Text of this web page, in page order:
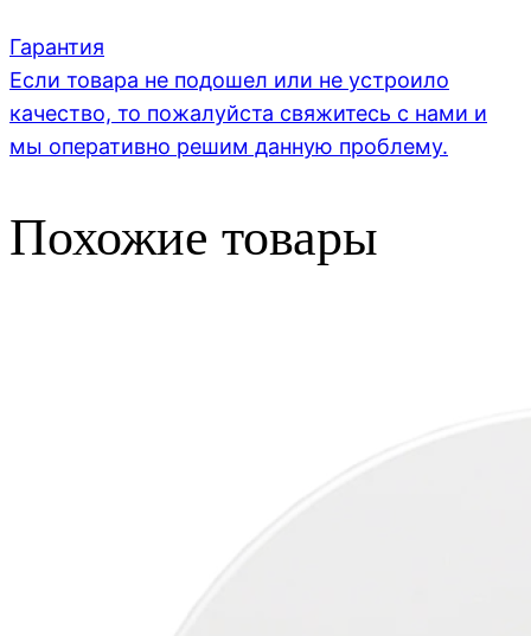
Гарантия
Если товара не подошел или не устроило
качество, то пожалуйста свяжитесь с нами и
мы оперативно решим данную проблему.
Похожие товары